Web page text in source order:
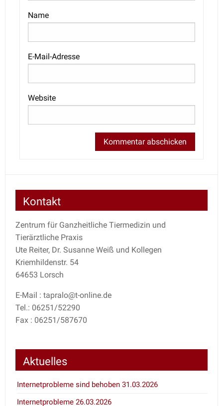
Name
E-Mail-Adresse
Website
Kontakt
Zentrum für Ganzheitliche Tiermedizin und
Tierärztliche Praxis
Ute Reiter, Dr. Susanne Weiß und Kollegen
Kriemhildenstr. 54
64653 Lorsch
E-Mail : tapralo@t-online.de
Tel.: 06251/52290
Fax : 06251/587670
Aktuelles
Internetprobleme sind behoben 31.03.2026
Internetprobleme 26.03.2026